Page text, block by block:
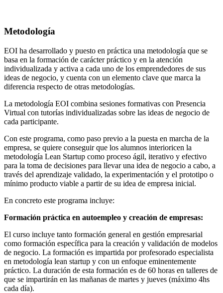
Metodología
EOI ha desarrollado y puesto en práctica una metodología que se
basa en la formación de carácter práctico y en la atención
individualizada y activa a cada uno de los emprendedores de sus
ideas de negocio, y cuenta con un elemento clave que marca la
diferencia respecto de otras metodologías.
La metodología EOI combina sesiones formativas con Presencia
Virtual con tutorías individualizadas sobre las ideas de negocio de
cada participante.
Con este programa, como paso previo a la puesta en marcha de la
empresa, se quiere conseguir que los alumnos interioricen la
metodología Lean Startup como proceso ágil, iterativo y efectivo
para la toma de decisiones para llevar una idea de negocio a cabo, a
través del aprendizaje validado, la experimentación y el prototipo o
mínimo producto viable a partir de su idea de empresa inicial.
En concreto este programa incluye:
Formación práctica en autoempleo y creación de empresas:
El curso incluye tanto formación general en gestión empresarial
como formación específica para la creación y validación de modelos
de negocio. La formación es impartida por profesorado especialista
en metodología lean startup y con un enfoque eminentemente
práctico. La duración de esta formación es de 60 horas en talleres de
que se impartirán en las mañanas de martes y jueves (máximo 4hs
cada día).